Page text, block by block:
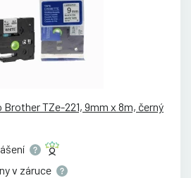
TZe-221, 9mm x 8m, černý
v záruce